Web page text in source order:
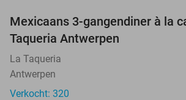
Mexicaans 3-gangendiner à la
Taqueria Antwerpen
La Taqueria
Antwerpen
Verkocht: 320